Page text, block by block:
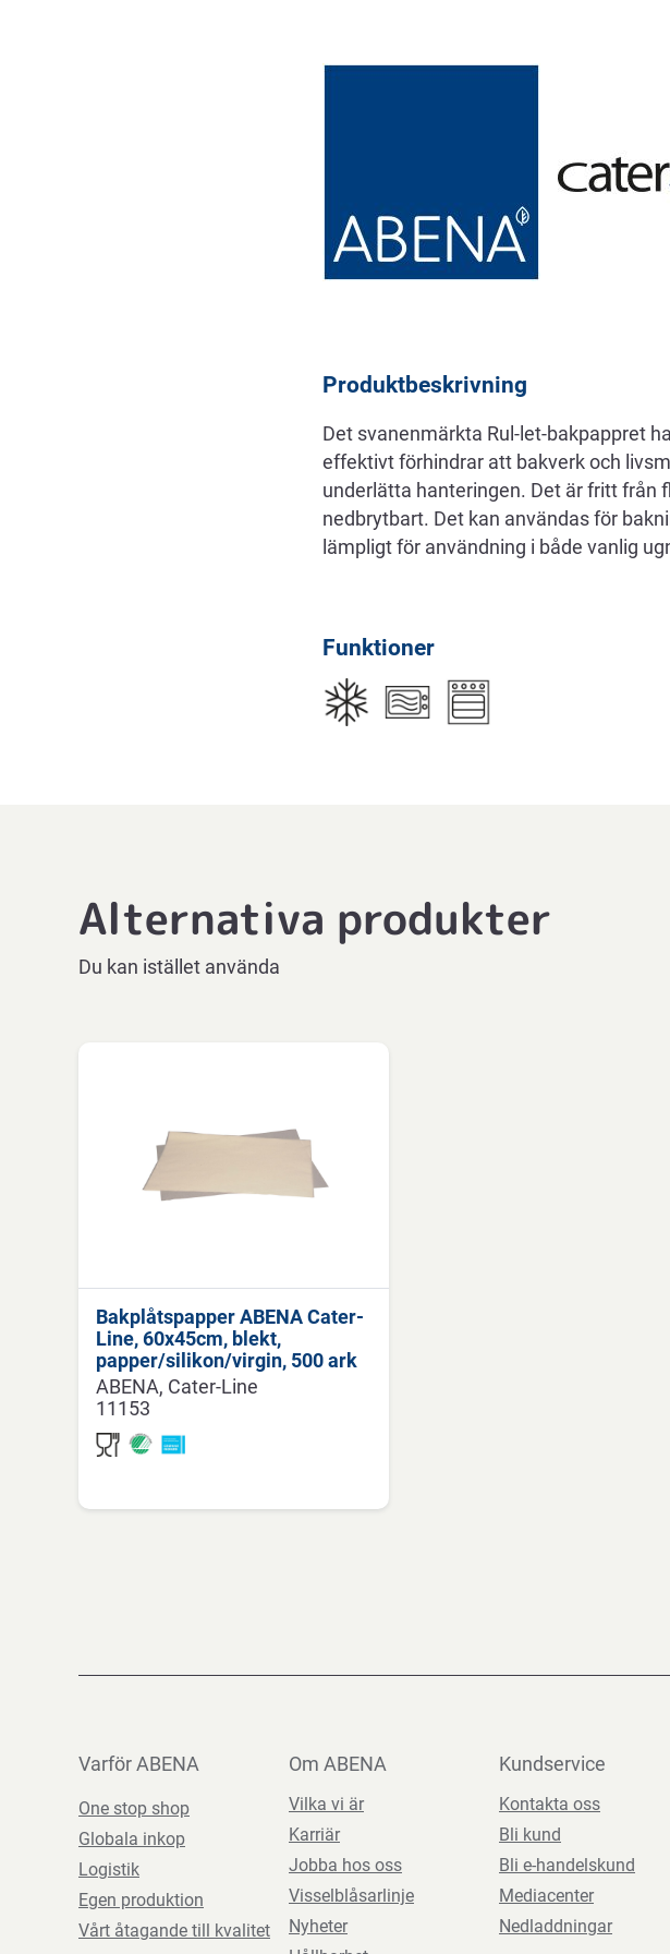
Beskrivning
Produktbeskrivning
Det svanenmärkta Rul-let-bakpappret
effektivt förhindrar att bakverk och
underlätta hanteringen. Det är fritt från
nedbrytbart. Det kan användas för
lämpligt för användning i både vanlig
Funktioner
Alternativa produkter
Du kan istället använda
Bakplåtspapper ABENA Cater-
Line, 60x45cm, blekt,
papper/silikon/virgin, 500 ark
ABENA Cater-Line
11153
Varför ABENA
One stop shop
Globala inkop
Logistik
Egen produktion
Vårt åtagande till kvalitet
Om ABENA
Vilka vi är
Karriär
Jobba hos oss
Visselblåsarlinje
Nyheter
Kundservice
Kontakta oss
Bli kund
Bli e-handelskund
Mediacenter
Nedladdningar